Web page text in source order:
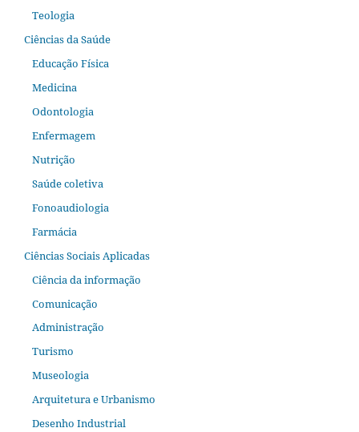
Teologia
Ciências da Saúde
Educação Física
Medicina
Odontologia
Enfermagem
Nutrição
Saúde coletiva
Fonoaudiologia
Farmácia
Ciências Sociais Aplicadas
Ciência da informação
Comunicação
Administração
Turismo
Museologia
Arquitetura e Urbanismo
Desenho Industrial